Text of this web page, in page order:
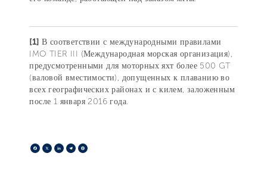
[1] В соответствии с международными правилами
IMO TIER III (Международная морская организация),
предусмотренными для моторных яхт более 500 GT
(валовой вместимости), допущенных к плаванию во
всех географических районах и с килем, заложенным
после 1 января 2016 года.
Facebook
X LinkedIn
Telegram